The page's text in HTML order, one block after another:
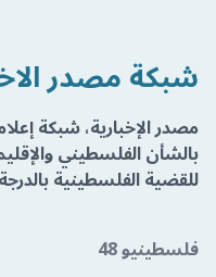
شبكة مصدر
مصدر الإخبارية، شبكة
بالشأن الفلسطيني
للقضية الفلسطينية
فلسطينيو 48